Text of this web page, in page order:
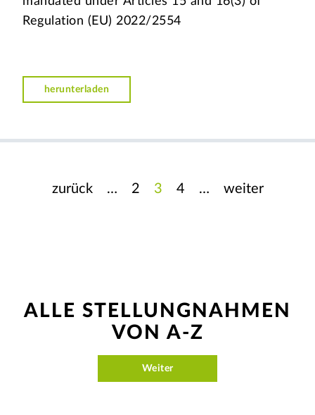
Regulation (EU) 2022/2554
herunterladen
zurück … 2 3 4 … weiter
ALLE STELLUNGNAHMEN
VON A-Z
Weiter